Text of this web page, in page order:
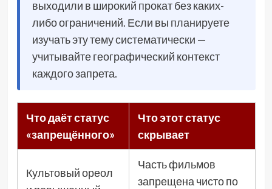
выходили в широкий прокат без каких-
либо ограничений. Если вы планируете
изучать эту тему систематически —
учитывайте географический контекст
каждого запрета.
Что даёт статус
«запрещённого»
Что этот статус
скрывает
Культовый ореол
Часть фильмов
запрещена чисто по